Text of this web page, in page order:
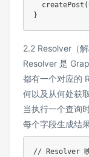
2.2 Resolver（解
Resolver 是
都有一个对应的
何以及从何处获
当执行一个查询
每个字段生成结果
// Resolver